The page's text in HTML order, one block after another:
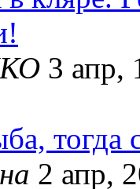
3 апр,
тогда
2 апр,